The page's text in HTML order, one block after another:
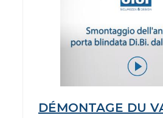
DÉMONTAGE DU